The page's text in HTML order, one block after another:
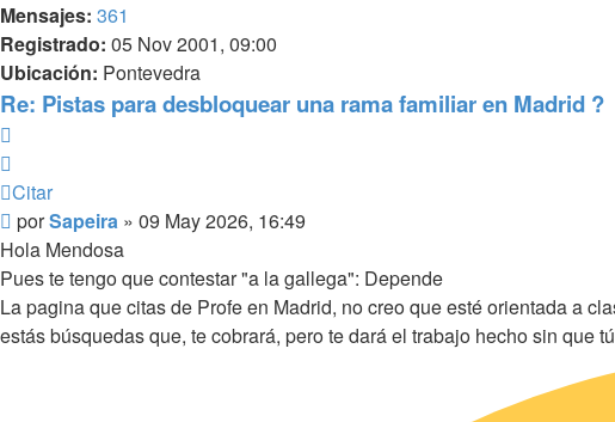
Mensajes: 361
Registrado: 05 Nov 2001, 09:00
Ubicación: Pontevedra
Re: Pistas para desbloquear una rama familiar en Madrid ?
Citar
Mensaje
porSapeira » 09 May 2026, 16:49
Hola Mendosa
Pues te tengo que contestar "a la gallega": Depende
La pagina que citas de Profe en Madrid, no creo que esté orientada a
estás búsquedas que, te cobrará, pero te dará el trabajo hecho sin que